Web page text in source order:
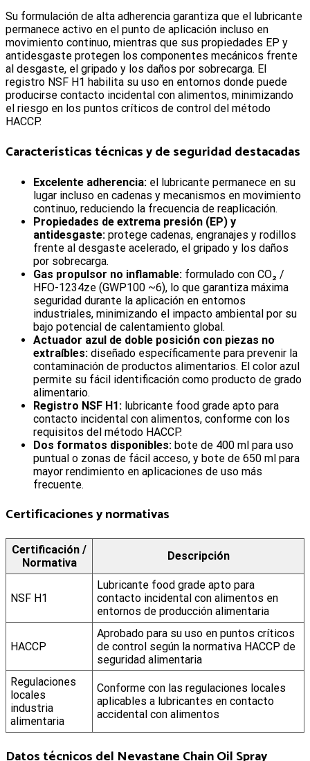
Su formulación de alta adherencia garantiza que el lubricante
permanece activo en el punto de aplicación incluso en
movimiento continuo, mientras que sus propiedades EP y
antidesgaste protegen los componentes mecánicos frente
al desgaste, el gripado y los daños por sobrecarga. El
registro NSF H1 habilita su uso en entornos donde puede
producirse contacto incidental con alimentos, minimizando
el riesgo en los puntos críticos de control del método
HACCP.
Características técnicas y de seguridad destacadas
Excelente adherencia: el lubricante permanece en su
lugar incluso en cadenas y mecanismos en movimiento
continuo, reduciendo la frecuencia de reaplicación.
Propiedades de extrema presión (EP) y
antidesgaste: protege cadenas, engranajes y rodillos
frente al desgaste acelerado, el gripado y los daños
por sobrecarga.
Gas propulsor no inflamable: formulado con CO₂ /
HFO-1234ze (GWP100 ~6), lo que garantiza máxima
seguridad durante la aplicación en entornos
industriales, minimizando el impacto ambiental por su
bajo potencial de calentamiento global.
Actuador azul de doble posición con piezas no
extraíbles: diseñado específicamente para prevenir la
contaminación de productos alimentarios. El color azul
permite su fácil identificación como producto de grado
alimentario.
Registro NSF H1: lubricante food grade apto para
contacto incidental con alimentos, conforme con los
requisitos del método HACCP.
Dos formatos disponibles: bote de 400 ml para uso
puntual o zonas de fácil acceso, y bote de 650 ml para
mayor rendimiento en aplicaciones de uso más
frecuente.
Certificaciones y normativas
Certificación /
Normativa
Descripción
NSF H1
Lubricante food grade apto para
contacto incidental con alimentos en
entornos de producción alimentaria
HACCP
Aprobado para su uso en puntos críticos
de control según la normativa HACCP de
seguridad alimentaria
Regulaciones
locales
industria
alimentaria
Conforme con las regulaciones locales
aplicables a lubricantes en contacto
accidental con alimentos
Datos técnicos del Nevastane Chain Oil Spray